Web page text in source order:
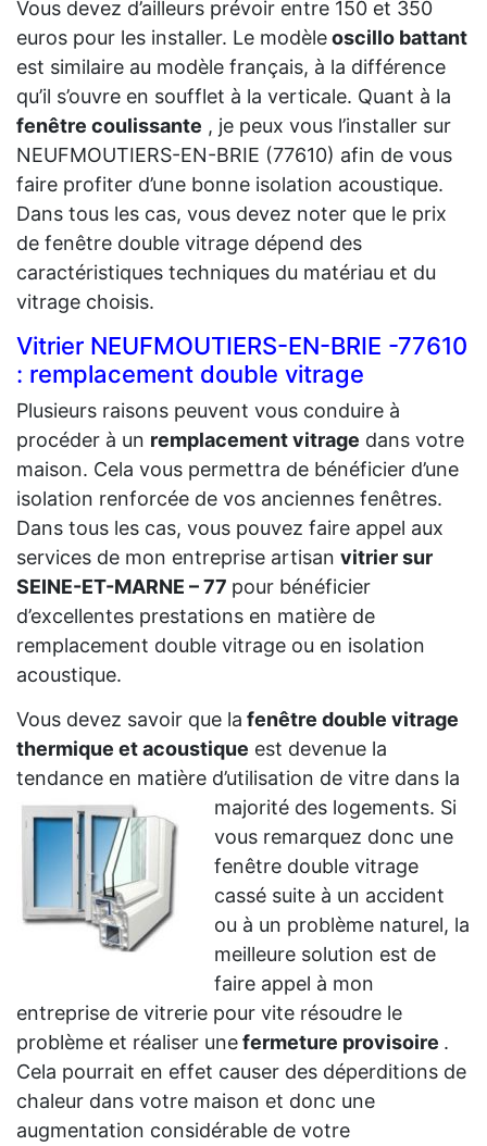
Vous devez d’ailleurs prévoir entre 150 et 350
euros pour les installer. Le modèleoscillo battant
est similaire au modèle français, à la différence
qu’il s’ouvre en soufflet à la verticale. Quant à la
fenêtre coulissante , je peux vous l’installer sur
NEUFMOUTIERS-EN-BRIE (77610) afin de vous
faire profiter d’une bonne isolation acoustique.
Dans tous les cas, vous devez noter que le prix
de fenêtre double vitrage dépend des
caractéristiques techniques du matériau et du
vitrage choisis.
Vitrier NEUFMOUTIERS-EN-BRIE -77610
: remplacement double vitrage
Plusieurs raisons peuvent vous conduire à
procéder à un remplacement vitrage dans votre
maison. Cela vous permettra de bénéficier d’une
isolation renforcée de vos anciennes fenêtres.
Dans tous les cas, vous pouvez faire appel aux
services de mon entreprise artisan vitrier sur
SEINE-ET-MARNE – 77 pour bénéficier
d’excellentes prestations en matière de
remplacement double vitrage ou en isolation
acoustique.
Vous devez savoir que la fenêtre double vitrage
thermique et acoustique est devenue la
tendance en matière d’utilisation de vitre dans la
majorité des logements. Si
vous remarquez donc une
fenêtre double vitrage
cassé suite à un accident
ou à un problème naturel, la
meilleure solution est de
faire appel à mon
entreprise de vitrerie pour vite résoudre le
problème et réaliser unefermeture provisoire .
Cela pourrait en effet causer des déperditions de
chaleur dans votre maison et donc une
augmentation considérable de votre